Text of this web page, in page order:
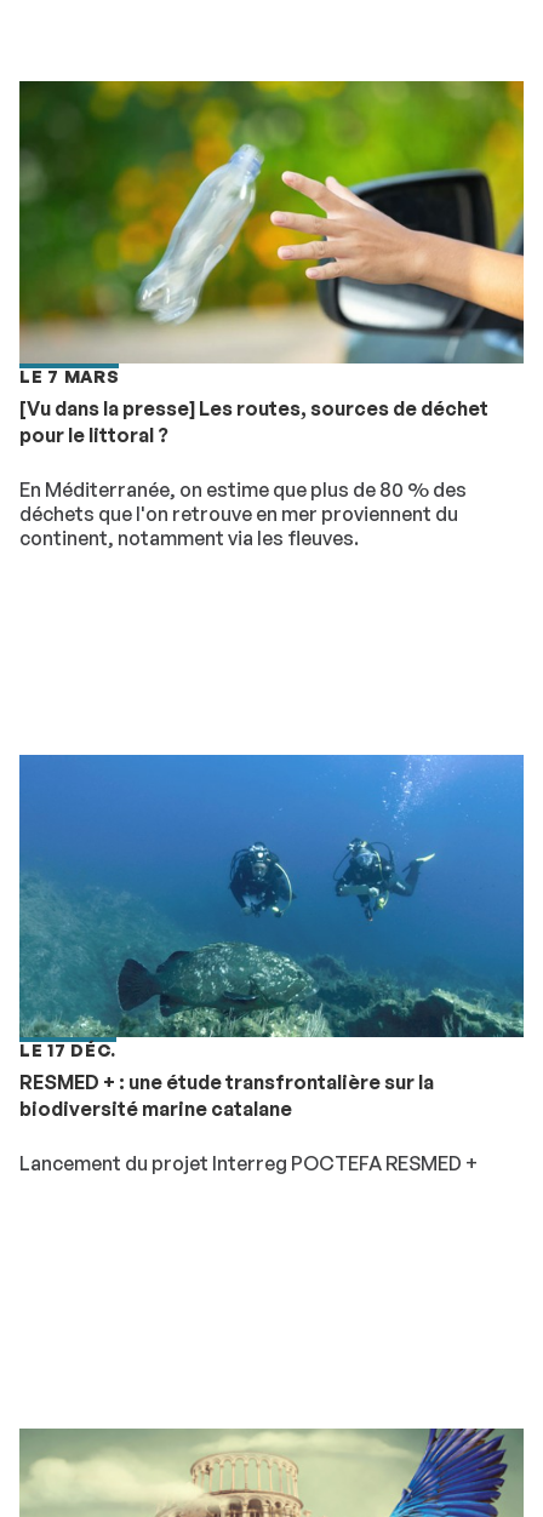
LE 7 MARS
[Vu dans la presse] Les routes, sources de déchet
pour le littoral ?
En Méditerranée, on estime que plus de 80 % des
déchets que l'on retrouve en mer proviennent du
continent, notamment via les fleuves.
LE 17 DÉC.
RESMED + : une étude transfrontalière sur la
biodiversité marine catalane
Lancement du projet Interreg POCTEFA RESMED +